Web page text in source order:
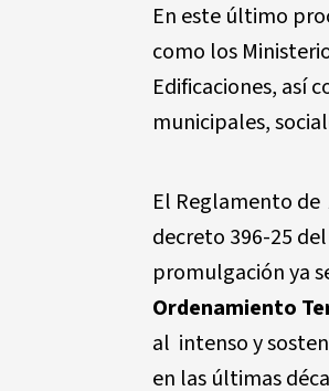
En este último
como los
Edificaciones, así
municipales,
El Reglamento
decreto 396-25
promulgación ya
Ordenamiento
al intenso y
en las últimas